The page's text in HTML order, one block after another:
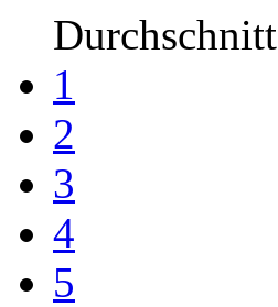
Durchschnitt
1
2
3
4
5